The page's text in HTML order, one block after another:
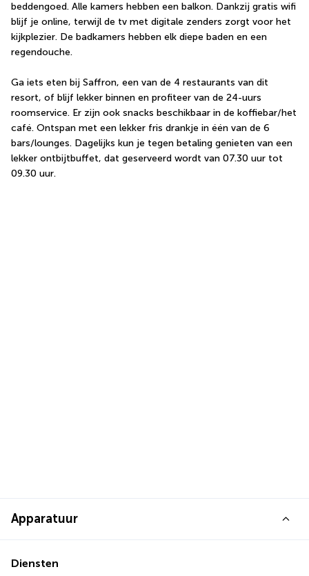
beddengoed. Alle kamers hebben een balkon. Dankzij gratis wifi
blijf je online, terwijl de tv met digitale zenders zorgt voor het
kijkplezier. De badkamers hebben elk diepe baden en een
regendouche.
Ga iets eten bij Saffron, een van de 4 restaurants van dit
resort, of blijf lekker binnen en profiteer van de 24-uurs
roomservice. Er zijn ook snacks beschikbaar in de koffiebar/het
café. Ontspan met een lekker fris drankje in één van de 6
bars/lounges. Dagelijks kun je tegen betaling genieten van een
lekker ontbijtbuffet, dat geserveerd wordt van 07.30 uur tot
09.30 uur.
Apparatuur
Diensten